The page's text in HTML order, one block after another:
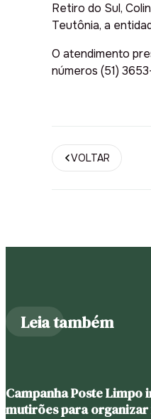
Retiro do Sul,
Teutônia, a
O atendimento
números (51)
VOLTAR
Leia também
Campanha Poste
mutirões para